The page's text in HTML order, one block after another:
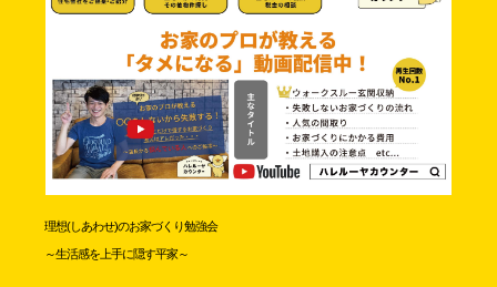
理想(しあわせ)のお家づくり勉強会
～生活感を上手に隠す平家～